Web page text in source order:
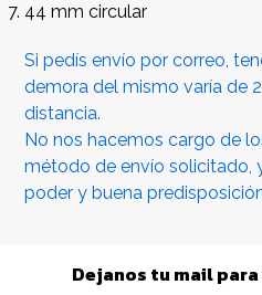
44 mm circular
Si pedís envío por correo,
demora del mismo varía de
distancia.
No nos hacemos cargo de
método de envío solicitado,
poder y buena
Dejanos tu mail